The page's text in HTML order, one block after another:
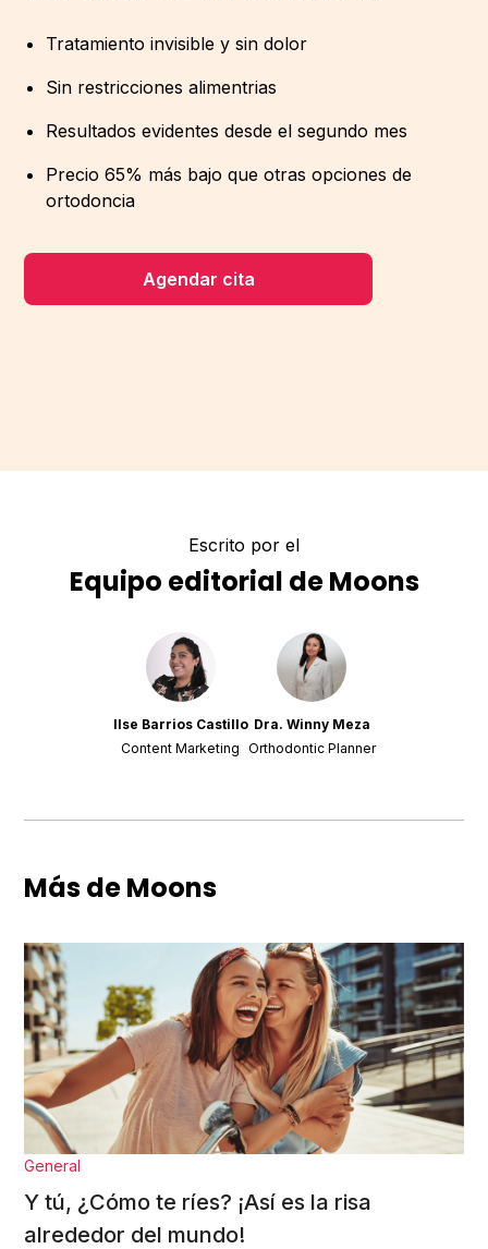
Tratamiento invisible y sin dolor
Sin restricciones alimentrias
Resultados evidentes desde el segundo mes
Precio 65% más bajo que otras opciones de
ortodoncia
Agendar cita
Escrito por el
Equipo editorial de Moons
Ilse Barrios Castillo
Content Marketing
Dra. Winny Meza
Orthodontic Planner
Más de Moons
General
Y tú, ¿Cómo te ríes? ¡Así es la risa
alrededor del mundo!